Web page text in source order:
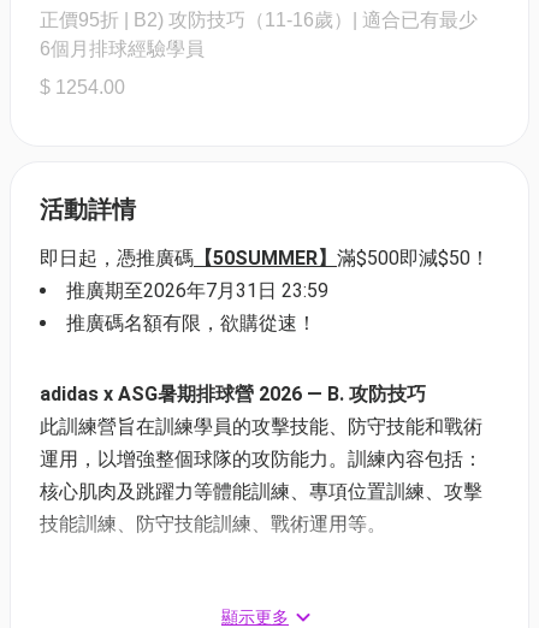
正價95折 | B2) 攻防技巧（11-16歲）| 適合已有最少
6個月排球經驗學員
$ 1254.00
活動詳情
即日起，憑推廣碼 【50SUMMER】 滿$500即減$50！
推廣期至2026年7月31日 23:59
推廣碼名額有限，欲購從速！
adidas x ASG暑期排球營 2026 — B. 攻防技巧
此訓練營旨在訓練學員的攻擊技能、防守技能和戰術
運用，以增強整個球隊的攻防能力。訓練內容包括：
核心肌肉及跳躍力等體能訓練、專項位置訓練、攻擊
技能訓練、防守技能訓練、戰術運用等。
顯示更多